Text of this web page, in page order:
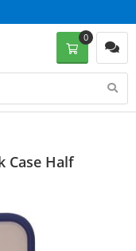
0
Case Half